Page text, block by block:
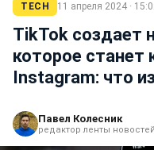
TECH 11 апреля 2024 ·
TikTok создает
которое станет
Instagram: что
Павел Колесник
редактор ленты новостей